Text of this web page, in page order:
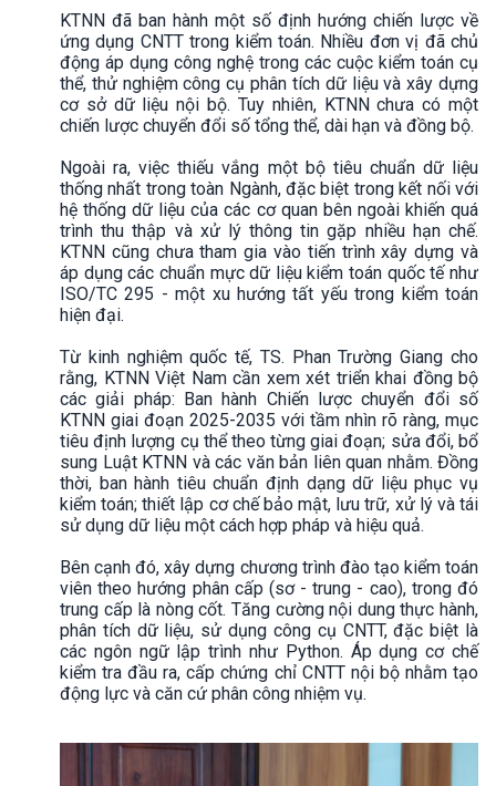
KTNN đã ban hành một số định hướng chiến lược về
ứng dụng CNTT trong kiểm toán. Nhiều đơn vị đã chủ
động áp dụng công nghệ trong các cuộc kiểm toán cụ
thể, thử nghiệm công cụ phân tích dữ liệu và xây dựng
cơ sở dữ liệu nội bộ. Tuy nhiên, KTNN chưa có một
chiến lược chuyển đổi số tổng thể, dài hạn và đồng bộ.
Ngoài ra, việc thiếu vắng một bộ tiêu chuẩn dữ liệu
thống nhất trong toàn Ngành, đặc biệt trong kết nối với
hệ thống dữ liệu của các cơ quan bên ngoài khiến quá
trình thu thập và xử lý thông tin gặp nhiều hạn chế.
KTNN cũng chưa tham gia vào tiến trình xây dựng và
áp dụng các chuẩn mực dữ liệu kiểm toán quốc tế như
ISO/TC 295 - một xu hướng tất yếu trong kiểm toán
hiện đại.
Từ kinh nghiệm quốc tế, TS. Phan Trường Giang cho
rằng, KTNN Việt Nam cần xem xét triển khai đồng bộ
các giải pháp: Ban hành Chiến lược chuyển đổi số
KTNN giai đoạn 2025-2035 với tầm nhìn rõ ràng, mục
tiêu định lượng cụ thể theo từng giai đoạn; sửa đổi, bổ
sung Luật KTNN và các văn bản liên quan nhằm. Đồng
thời, ban hành tiêu chuẩn định dạng dữ liệu phục vụ
kiểm toán; thiết lập cơ chế bảo mật, lưu trữ, xử lý và tái
sử dụng dữ liệu một cách hợp pháp và hiệu quả.
Bên cạnh đó, xây dựng chương trình đào tạo kiểm toán
viên theo hướng phân cấp (sơ - trung - cao), trong đó
trung cấp là nòng cốt. Tăng cường nội dung thực hành,
phân tích dữ liệu, sử dụng công cụ CNTT, đặc biệt là
các ngôn ngữ lập trình như Python. Áp dụng cơ chế
kiểm tra đầu ra, cấp chứng chỉ CNTT nội bộ nhằm tạo
động lực và căn cứ phân công nhiệm vụ.